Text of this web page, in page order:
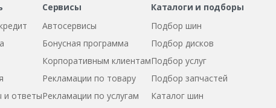
и ответы
Сервисы
Автосервисы
Бонусная программа
Корпоративным клиентам
Рекламации по товару
Рекламации по услугам
Каталоги и подборы
Подбор шин
Подбор дисков
Подбор услуг
Подбор запчастей
Каталог шин